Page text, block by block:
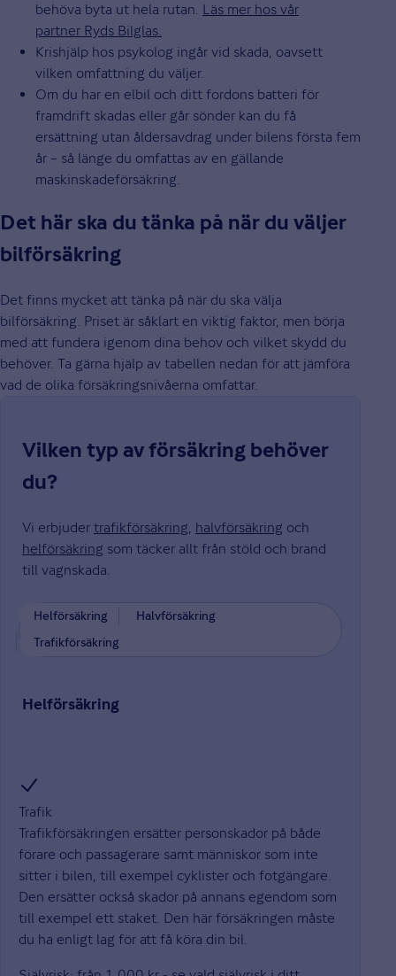
behöva byta ut hela rutan. Läs mer hos vår
partner Ryds Bilglas.
Krishjälp hos psykolog ingår vid skada, oavsett
vilken omfattning du väljer.
Om du har en elbil och ditt fordons batteri för
framdrift skadas eller går sönder kan du få
ersättning utan åldersavdrag under bilens första fem
år – så länge du omfattas av en gällande
maskinskadeförsäkring.
Det här ska du tänka på när du väljer
bilförsäkring
Det finns mycket att tänka på när du ska välja
bilförsäkring. Priset är såklart en viktig faktor, men börja
med att fundera igenom dina behov och vilket skydd du
behöver. Ta gärna hjälp av tabellen nedan för att jämföra
vad de olika försäkringsnivåerna omfattar.
Vilken typ av försäkring behöver
du?
Vi erbjuder trafikförsäkring halvförsäkring och
helförsäkring som täcker allt från stöld och brand
till vagnskada.
Helförsäkring
Halvförsäkring
Trafikförsäkring
Helförsäkring
Trafik
Trafikförsäkringen ersätter personskador på både
förare och passagerare samt människor som inte
sitter i bilen, till exempel cyklister och fotgängare.
Den ersätter också skador på annans egendom som
till exempel ett staket. Den här försäkringen måste
du ha enligt lag för att få köra din bil.